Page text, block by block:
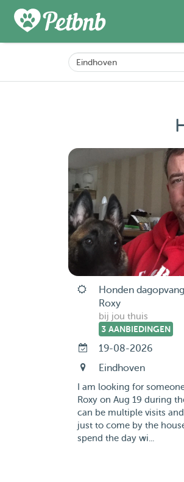
Honden
Roxy
bij jou thuis
3 AANBIEDINGEN
19-08-2026
Eindhoven
I am looking for
Roxy on Aug 19 during
can be multiple visits
just to come by the
spend the day wi...